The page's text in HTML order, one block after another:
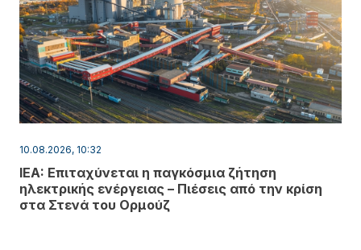
10.08.2026, 10:32
IEA: Επιταχύνεται η παγκόσμια ζήτηση
ηλεκτρικής ενέργειας – Πιέσεις από την κρίση
στα Στενά του Ορμούζ